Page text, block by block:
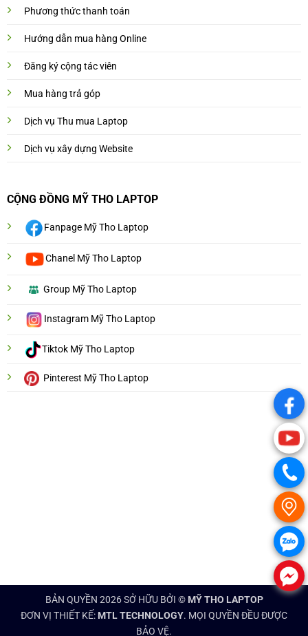
Phương thức thanh toán
Hướng dẫn mua hàng Online
Đăng ký cộng tác viên
Mua hàng trả góp
Dịch vụ Thu mua Laptop
Dịch vụ xây dựng Website
CỘNG ĐỒNG MỸ THO LAPTOP
Fanpage Mỹ Tho Laptop
Chanel Mỹ Tho Laptop
Group Mỹ Tho Laptop
Instagram Mỹ Tho Laptop
Tiktok Mỹ Tho Laptop
Pinterest Mỹ Tho Laptop
BẢN QUYỀN 2026 SỞ HỮU BỞI © MỸ THO LAPTOP
ĐƠN VỊ THIẾT KẾ: MTL TECHNOLOGY. MỌI QUYỀN ĐỀU ĐƯỢC
BẢO VỆ.
.
.
.
.
.
.